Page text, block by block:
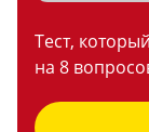
Тест,
на 8